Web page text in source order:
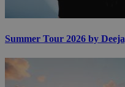
Summer Tour 2026 by